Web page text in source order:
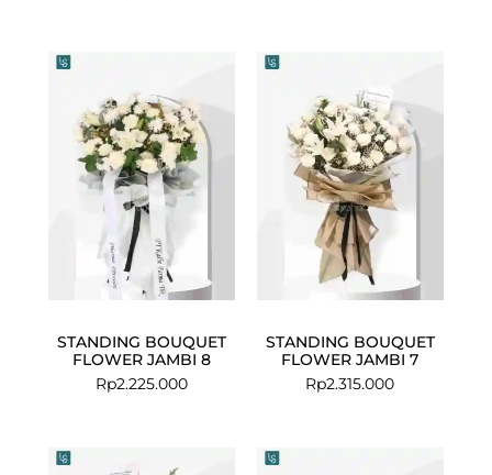
STANDING BOUQUET
FLOWER JAMBI 8
Rp2.225.000
STANDING BOUQUET
FLOWER JAMBI 7
Rp2.315.000